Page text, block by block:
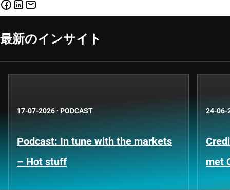
最新のインサイト
17-07-2026 · PODCAST
Podcast: In tune with the markets
– Hot stuff
24-06-
met